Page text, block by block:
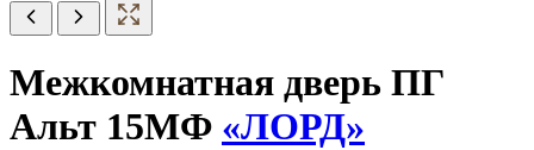
Межкомнатная дверь ПГ
Альт 15МФ «ЛОРД»